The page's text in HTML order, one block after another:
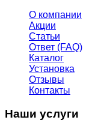
О компании
Акции
Статьи
Ответ (FAQ)
Каталог
Установка
Отзывы
Контакты
Наши услуги